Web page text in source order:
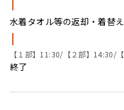
水着タオル等の返却・着替え
【１部】11:30/【２部】14:30/
終了